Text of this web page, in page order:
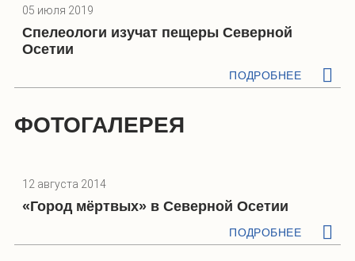
05 июля 2019
Спелеологи изучат пещеры Северной
Осетии
ПОДРОБНЕЕ
ФОТОГАЛЕРЕЯ
12 августа 2014
«Город мёртвых» в Северной Осетии
ПОДРОБНЕЕ